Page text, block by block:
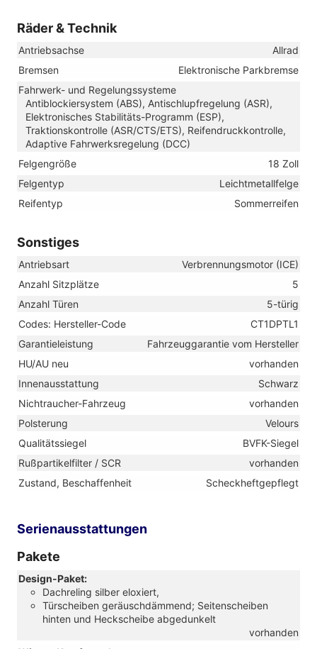
Räder & Technik
Antriebsachse
Allrad
Bremsen
Elektronische Parkbremse
Fahrwerk- und Regelungssysteme
Antiblockiersystem (ABS), Antischlupfregelung (ASR),
Elektronisches Stabilitäts-Programm (ESP),
Traktionskontrolle (ASR/CTS/ETS), Reifendruckkontrolle,
Adaptive Fahrwerksregelung (DCC)
Felgengröße
18 Zoll
Felgentyp
Leichtmetallfelge
Reifentyp
Sommerreifen
Sonstiges
Antriebsart
Verbrennungsmotor (ICE)
Anzahl Sitzplätze
5
Anzahl Türen
5-türig
Codes: Hersteller-Code
CT1DPTL1
Garantieleistung
Fahrzeuggarantie vom Hersteller
HU/AU neu
vorhanden
Innenausstattung
Schwarz
Nichtraucher-Fahrzeug
vorhanden
Polsterung
Velours
Qualitätssiegel
BVFK-Siegel
Rußpartikelfilter / SCR
vorhanden
Zustand, Beschaffenheit
Scheckheftgepflegt
Serienausstattungen
Pakete
Design-Paket:
Dachreling silber eloxiert,
Türscheiben geräuschdämmend; Seitenscheiben
hinten und Heckscheibe abgedunkelt
vorhanden